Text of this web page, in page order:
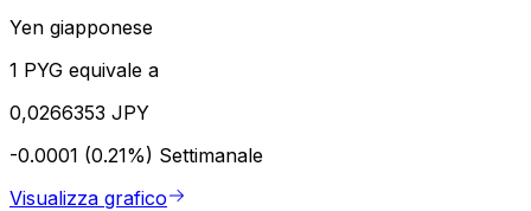
Yen giapponese
1 PYG equivale a
0,0266353 JPY
-0.0001 (0.21%) Settimanale
Visualizza grafico